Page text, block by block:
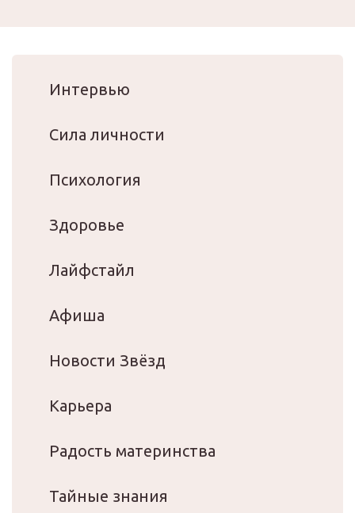
Интервью
Сила личности
Психология
Здоровье
Лайфстайл
Афиша
Новости Звёзд
Карьера
Радость материнства
Тайные знания